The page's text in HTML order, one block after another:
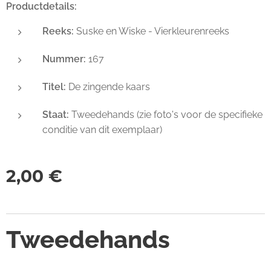
Productdetails:
Reeks: Suske en Wiske - Vierkleurenreeks
Nummer: 167
Titel: De zingende kaars
Staat: Tweedehands (zie foto's voor de specifieke
conditie van dit exemplaar)
2,00 €
Tweedehands